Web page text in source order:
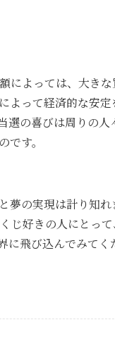
によっては、大きな
よって経済的な安定
選の喜びは周りの人
す。
夢の実現は計り知れ
じ好きの人にとって
に飛び込んでみてく